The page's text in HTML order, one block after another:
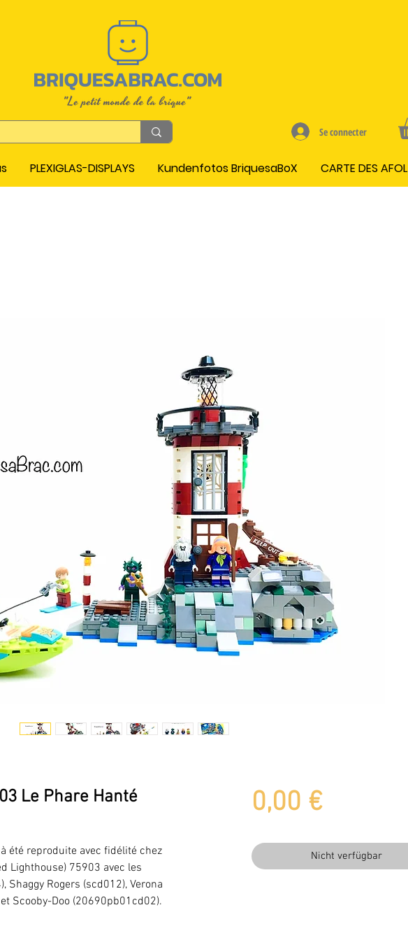
Se connecter
PLEXIGLAS-DISPLAYS Kundenfotos BriquesaBoX CARTE DES AFOL
Le Phare Hanté
été reproduite avec fidélité chez
Lighthouse) 75903 avec les
Shaggy Rogers (scd012), Verona
Scooby-Doo (20690pb01cd02).
0,00 €Preis
Nicht verfügbar